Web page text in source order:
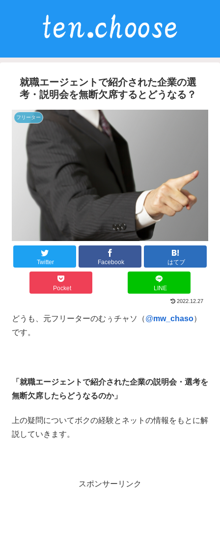
就職エージェントで紹介された企業の選
考・説明会を無断欠席するとどうなる？
フリーター
Twitter Facebook はてブ
Pocket LINE
2022.12.27
どうも、元フリーターのむぅチャソ（@mw_chaso）
です。
「就職エージェントで紹介された企業の説明会・選考を
無断欠席したらどうなるのか」
上の疑問についてボクの経験とネットの情報をもとに解
説していきます。
スポンサーリンク